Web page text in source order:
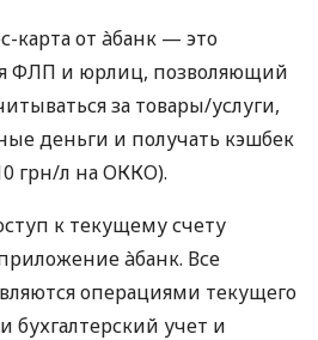
карта от àбанк — это
ФЛП и юрлиц, позволяющий
за товары/услуги,
деньги и получать кэшбек
грн/л на ОККО).
к текущему счету
àбанк. Все
операциями текущего
учет и